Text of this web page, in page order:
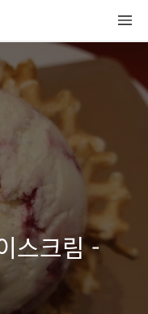
스크림 -